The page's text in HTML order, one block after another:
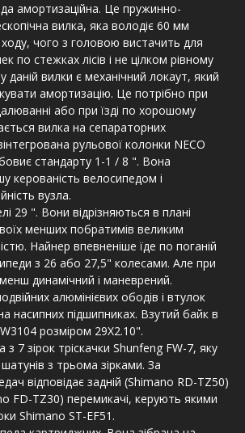
амортизаційна. Це пружинно-
вилка, яка володіє 60 мм
чого з головою вистачить для
по стежках лісів і не цілком рівному
вилки є механічний локаут, який
амортизацію. Це потрібно при
або при їзді по хорошому
вилка на сепараторних
рульової колонки NECO
стандарту 1-1 / 8 ". Вона
керованість велосипедом і
вузла.
29 ". Вони відрізняються в плані
менших побратимів великим
Найнер впевненіше їде по поганій
з 26 або 27,5" колесами. Але при
динамічний і маневрений.
алюмінієвих ободів і втулок
насипних підшипниках. Взутий байк в
розміром 29X2.10".
з 7 зірок тріскачки Shunfeng FW-7, яку
з трьома зірками. За
відповідає задній (Shimano RD-TZ50)
FD-TZ30) перемикачі, керують якими
Shimano ST-EF51.